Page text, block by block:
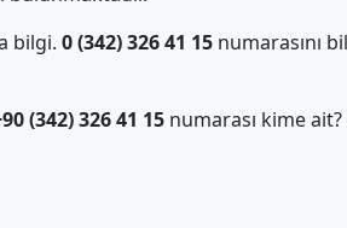
bilgi. 0 (342) 326 41 15numarasını
(342) 326 41 15numarası kime ait?